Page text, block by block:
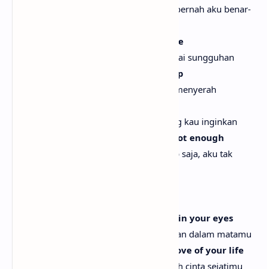
Dan kau adalah seseorang yang takkan pernah aku benar-
I know I'm not the one you really love
Aku tahu aku bukan orang yang kau cintai sungguhan
I guess that's why I've never given up
Kupikir itulah sebabnya aku tak pernah menyerah
Karena aku bisa memberimu segala yang kau inginkan
The stars and the sun, but still, I'm not enough
Bintang-bintang dan matahari, tapi tetap saja, aku tak
Oh, all I really wanted was that look in your eyes
Oh, yang kuinginkan hanyalah pandangan dalam matamu
Like you already know that I'm the love of your life
Seperti kau sudah tahu bahwa aku adalah cinta sejatimu